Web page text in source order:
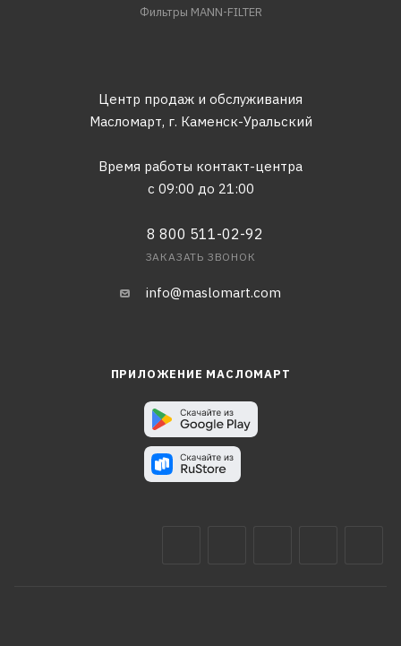
Фильтры MANN-FILTER
Центр продаж и обслуживания
Масломарт, г. Каменск-Уральский
Время работы контакт-центра
с 09:00 до 21:00
8 800 511-02-92
ЗАКАЗАТЬ ЗВОНОК
info@maslomart.com
ПРИЛОЖЕНИЕ МАСЛОМАРТ